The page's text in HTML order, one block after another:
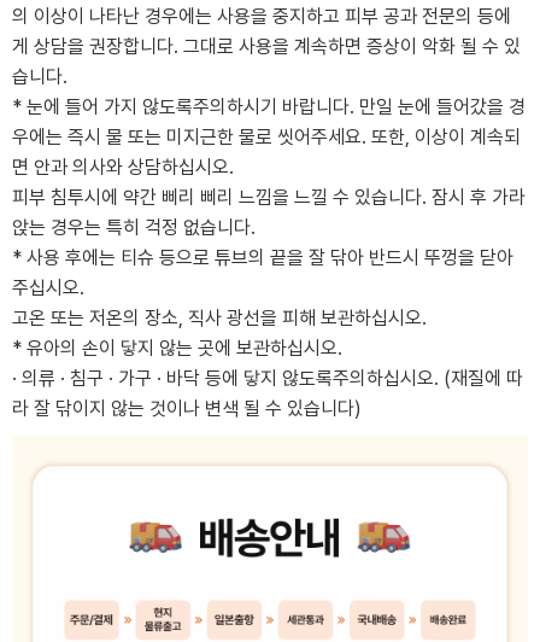
의 이상이 나타난 경우에는 사용을 중지하고 피부 공과 전문의 등에
게 상담을 권장합니다. 그대로 사용을 계속하면 증상이 악화 될 수 있
습니다.
* 눈에 들어 가지 않도록주의하시기 바랍니다. 만일 눈에 들어갔을 경
우에는 즉시 물 또는 미지근한 물로 씻어주세요. 또한, 이상이 계속되
면 안과 의사와 상담하십시오.
피부 침투시에 약간 삐리 삐리 느낌을 느낄 수 있습니다. 잠시 후 가라
앉는 경우는 특히 걱정 없습니다.
* 사용 후에는 티슈 등으로 튜브의 끝을 잘 닦아 반드시 뚜껑을 닫아
주십시오.
고온 또는 저온의 장소, 직사 광선을 피해 보관하십시오.
* 유아의 손이 닿지 않는 곳에 보관하십시오.
· 의류 · 침구 · 가구 · 바닥 등에 닿지 않도록주의하십시오. (재질에 따
라 잘 닦이지 않는 것이나 변색 될 수 있습니다)